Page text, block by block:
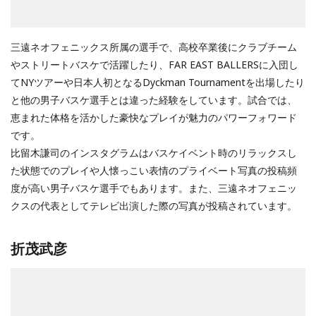
三遠ネオフェニックス所属の選手で、高校卒業後にクラブチーム
やストリートバスケで活躍したり、FAR EAST BALLERSに入団し
てNYツアーや日本人初となるDyckman Tournamentを出場したり
と他の男子バスケ選手とは違った経験をしています。試合では、
恵まれた体格を活かした豪快なプレイが魅力のパワーフォワード
です。
比留木謙司のインスタグラムはバスケイベント時のリラックスし
た状態でのプレイや人懐っこい表情のプライベート写真の投稿頻
度が高い男子バスケ選手でもあります。また、三遠ネオフェニッ
クスの代表としてテレビ出演した際の写真が投稿されています。
折茂武彦